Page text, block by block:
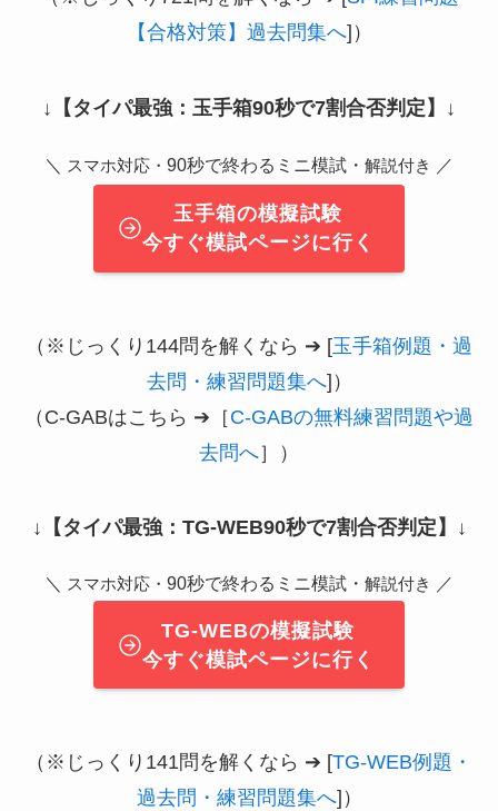
【合格対策】過去問集へ]）
↓ 【タイパ最強：玉手箱90秒で7割合否判定】 ↓
＼ スマホ対応・ 90秒で終わるミニ模試・ 解説付き ／
玉手箱の模擬試験
今すぐ模試ページに行く
（※じっくり144問を解くなら ➔ [玉手箱例題・過
去問・練習問題集へ]）
（C-GABはこちら ➔［C-GABの無料練習問題や過
去問へ］）
↓ 【タイパ最強：TG-WEB90秒で7割合否判定】 ↓
＼ スマホ対応・ 90秒で終わるミニ模試・ 解説付き ／
TG-WEBの模擬試験
今すぐ模試ページに行く
（※じっくり141問を解くなら ➔ [TG-WEB例題・
過去問・練習問題集へ]）